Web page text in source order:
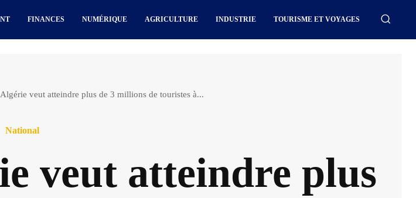
FINANCES NUMÉRIQUE AGRICULTURE INDUSTRIE TOURISME ET VOYAGES
veut atteindre plus de 3 millions de touristes à...
National
veut atteindre plus